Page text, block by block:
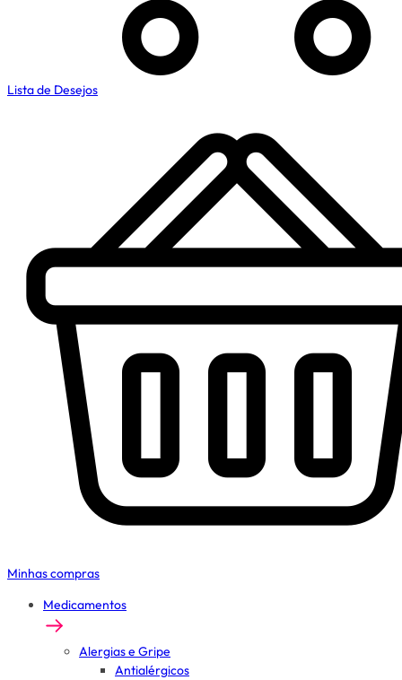
Lista de Desejos
Minhas compras
Medicamentos
Alergias e Gripe
Antialérgicos